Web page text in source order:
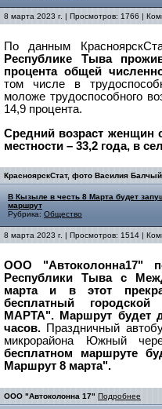
8 марта 2023 г. | Просмотров: 1766 |
По данным
Республике Тыва
процента общей
том числе в
моложе трудоспособного
14,9 процента.
Средний возраст женщин
местности – 33,2 года, в
КрасноярскСтат, фото Василия
В Кызыле в честь 8 Марта будет
маршрут
Рубрика: Общество
8 марта 2023 г. | Просмотров: 1514 |
ООО "Автоколонна17"
Республики Тыва с
марта и в этот
бесплатный
МАРТА". Маршрут будет
часов. Праздничный
микрорайона Южный
бесплатном маршруте
Маршрут 8 марта".
ООО "Автоколонна 17" Подробнее